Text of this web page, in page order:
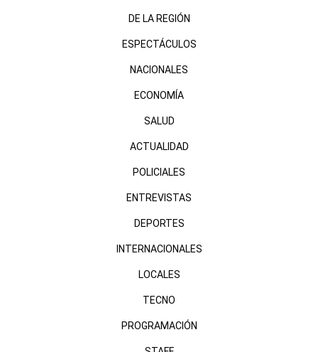
DE LA REGIÓN
ESPECTÁCULOS
NACIONALES
ECONOMÍA
SALUD
ACTUALIDAD
POLICIALES
ENTREVISTAS
DEPORTES
INTERNACIONALES
LOCALES
TECNO
PROGRAMACIÓN